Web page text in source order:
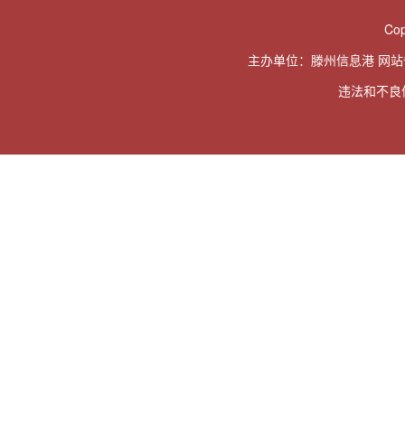
主办单位：滕州信息港 网
违法和不